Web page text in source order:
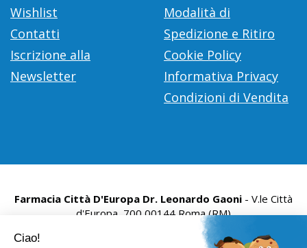
Wishlist
Contatti
Iscrizione alla
Newsletter
Modalità di
Spedizione e Ritiro
Cookie Policy
Informativa Privacy
Condizioni di Vendita
Farmacia Città D'Europa Dr. Leonardo Gaoni - V.le Città
d'Europa, 700 00144 Roma (RM)
| P.Iva: 09281581000 |
Numero R.E.A.: 1176469